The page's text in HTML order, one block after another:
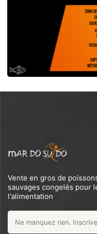
Vente en gros de
sauvages congelés pour
l'alimentation